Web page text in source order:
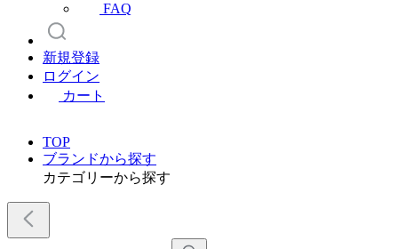
FAQ
新規登録
ログイン
カート
TOP
ブランドから探す
カテゴリーから探す